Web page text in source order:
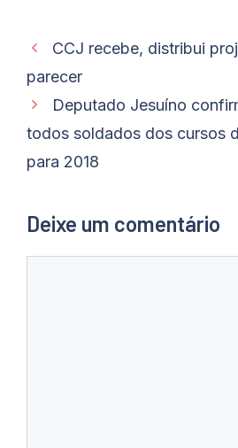
CCJ recebe, distribui
parecer
Deputado Jesuíno
todos soldados dos cursos
para 2018
Deixe um comentário